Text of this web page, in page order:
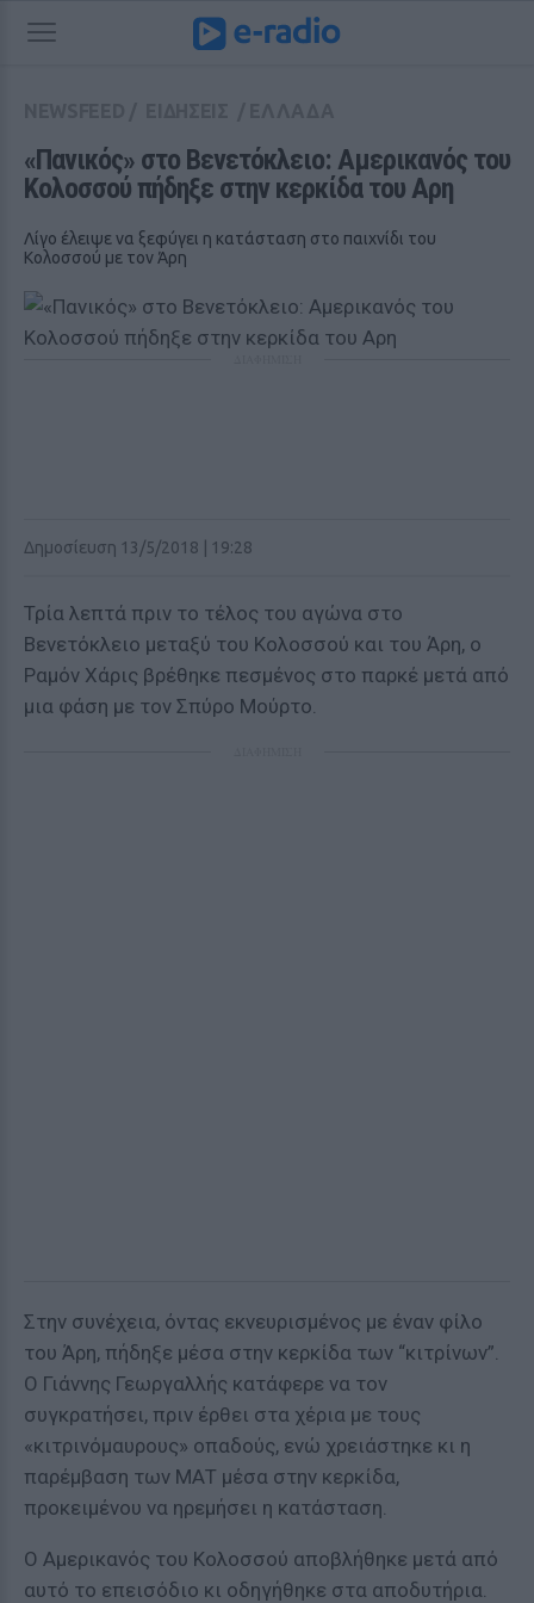
«Πανικός» στο Βενετόκλειο: Αμερικανός του
Κολοσσού πήδηξε στην κερκίδα του Αρη
Λίγο έλειψε να ξεφύγει η κατάσταση στο παιχνίδι του
Κολοσσού με τον Άρη
Δημοσίευση 13/5/2018 | 19:28
Τρία λεπτά πριν το τέλος του αγώνα στο
Βενετόκλειο μεταξύ του Κολοσσού και του Άρη, ο
Ραμόν Χάρις βρέθηκε πεσμένος στο παρκέ μετά από
μια φάση με τον Σπύρο Μούρτο.
Στην συνέχεια, όντας εκνευρισμένος με έναν φίλο
του Άρη, πήδηξε μέσα στην κερκίδα των “κιτρίνων”.
Ο Γιάννης Γεωργαλλής κατάφερε να τον
συγκρατήσει, πριν έρθει στα χέρια με τους
«κιτρινόμαυρους» οπαδούς, ενώ χρειάστηκε κι η
παρέμβαση των ΜΑΤ μέσα στην κερκίδα,
προκειμένου να ηρεμήσει η κατάσταση.
Ο Αμερικανός του Κολοσσού αποβλήθηκε μετά από
αυτό το επεισόδιο κι οδηγήθηκε στα αποδυτήρια.